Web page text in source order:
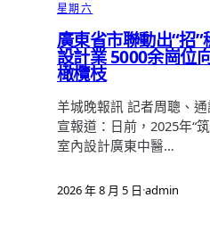
星期六
廣東省市聯動出“招
設計業 5000余崗位
橄欖枝
羊城晚報訊 記者周聰、
宣報道：日前，2025年“
室內設計廣東中醫…
2026 年 8 月 5 日·admin